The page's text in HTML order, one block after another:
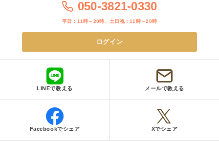
050-3821-0330
平日：11時～20時、土日祝：11時～20時
ログイン
LINEで教える メールで教える
Facebookでシェア Xでシェア